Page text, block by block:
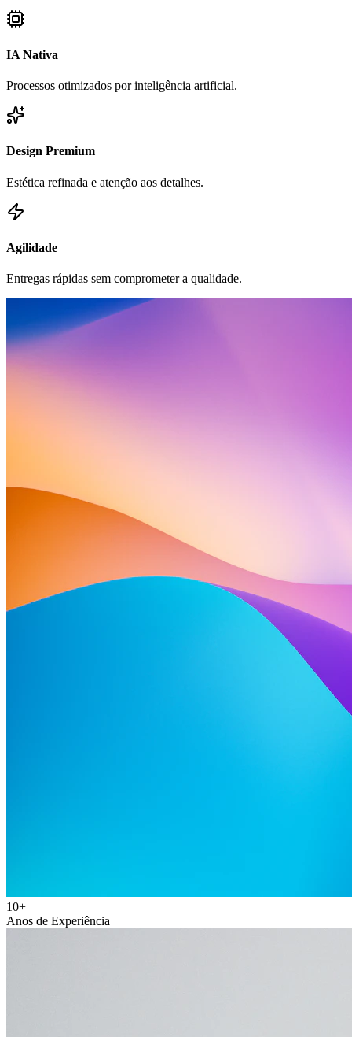
IA Nativa
Processos otimizados por inteligência artificial.
Design Premium
Estética refinada e atenção aos detalhes.
Agilidade
Entregas rápidas sem comprometer a qualidade.
10+
Anos de Experiência